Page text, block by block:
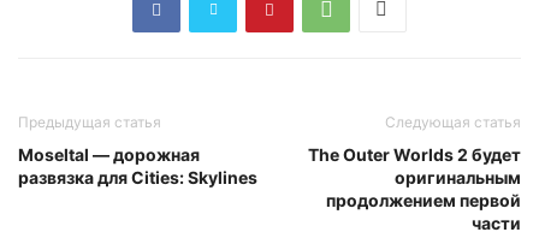
Предыдущая статья
Moseltal — дорожная
развязка для Cities: Skylines
Следующая статья
The Outer Worlds 2 будет
оригинальным
продолжением первой
части